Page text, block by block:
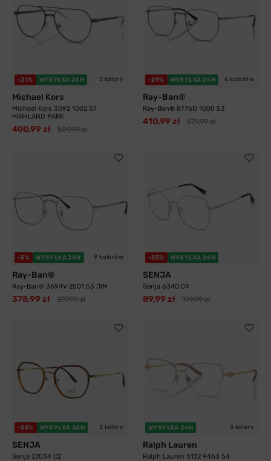
-21% WYSYŁKA 24H 3 kolory
Michael Kors
Michael Kors 3092 1002 57
HIGHLAND PARK
400,99 zł 509,99 zł
-29% WYSYŁKA 24H 6 kolorów
Ray-Ban®
Ray-Ban® 8776D 1000 53
410,99 zł 579,99 zł
-5% WYSYŁKA 24H 9 kolorów
Ray-Ban®
Ray-Ban® 3694V 2501 53 JIM
378,99 zł 397,99 zł
-55% WYSYŁKA 24H
SENJA
Senja 6340 C4
89,99 zł 199,99 zł
-55% WYSYŁKA 24H 3 kolory
SENJA
Senja 22034 C2
WYSYŁKA 24H 3 kolory
Ralph Lauren
Ralph Lauren 5122 9463 54